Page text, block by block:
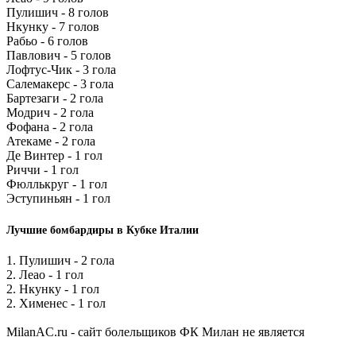
Пулишич - 8 голов
Нкунку - 7 голов
Рабьо - 6 голов
Павлович - 5 голов
Лофтус-Чик - 3 гола
Салемакерс - 3 гола
Бартезаги - 2 гола
Модрич - 2 гола
Фофана - 2 гола
Атекаме - 2 гола
Де Винтер - 1 гол
Риччи - 1 гол
Фюллькруг - 1 гол
Эступиньян - 1 гол
Лучшие бомбардиры в Кубке Италии
1. Пулишич - 2 гола
2. Леао - 1 гол
2. Нкунку - 1 гол
2. Хименес - 1 гол
MilanAC.ru - сайт болельщиков ФК Милан не является